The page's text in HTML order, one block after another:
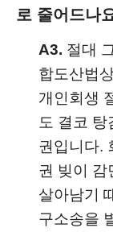
로 줄어드나
A3. 절대
합도산법
개인회생
도 결코 탕
권입니다.
권 빚이 감
살아남기
구소송을